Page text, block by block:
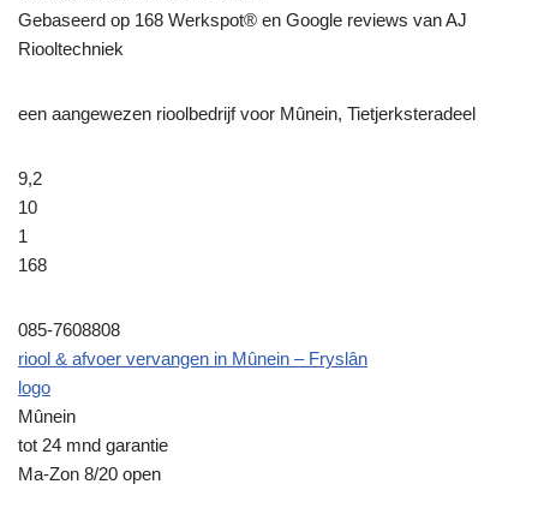
Gebaseerd op 168 Werkspot® en Google reviews van AJ
Riooltechniek
een aangewezen rioolbedrijf voor Mûnein, Tietjerksteradeel
9,2
10
1
168
085-7608808
riool & afvoer vervangen in Mûnein – Fryslân
logo
Mûnein
tot 24 mnd garantie
Ma-Zon 8/20 open